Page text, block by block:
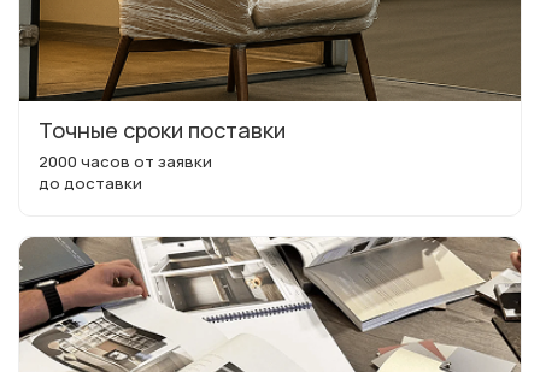
Точные сроки поставки
2000 часов от заявки
до доставки